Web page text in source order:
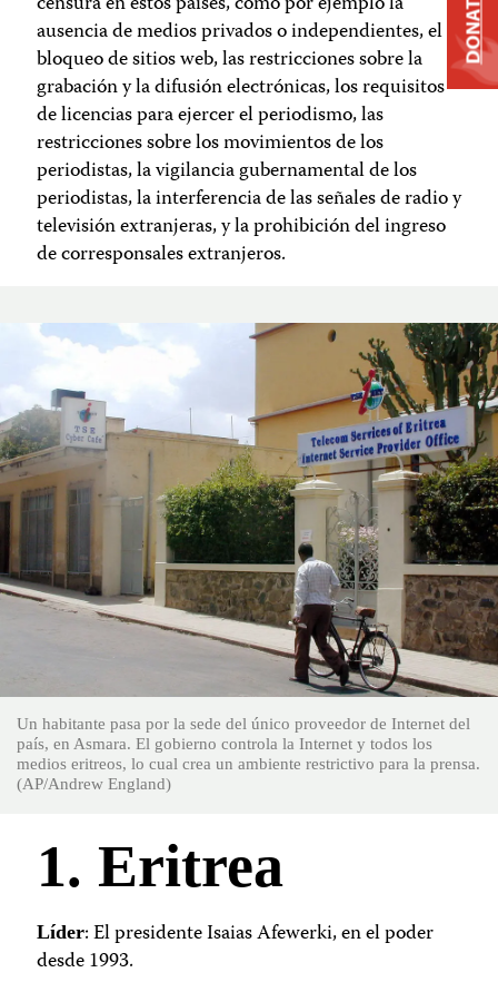
ausencia de medios privados o independientes, el
bloqueo de sitios web, las restricciones sobre la
grabación y la difusión electrónicas, los requisitos
de licencias para ejercer el periodismo, las
restricciones sobre los movimientos de los
periodistas, la vigilancia gubernamental de los
periodistas, la interferencia de las señales de radio y
televisión extranjeras, y la prohibición del ingreso
de corresponsales extranjeros.
Un habitante pasa por la sede del único proveedor de Internet del
país, en Asmara. El gobierno controla la Internet y todos los
medios eritreos, lo cual crea un ambiente restrictivo para la prensa.
(AP/Andrew England)
1. Eritrea
Líder: El presidente Isaias Afewerki, en el poder
desde 1993.
DONATE